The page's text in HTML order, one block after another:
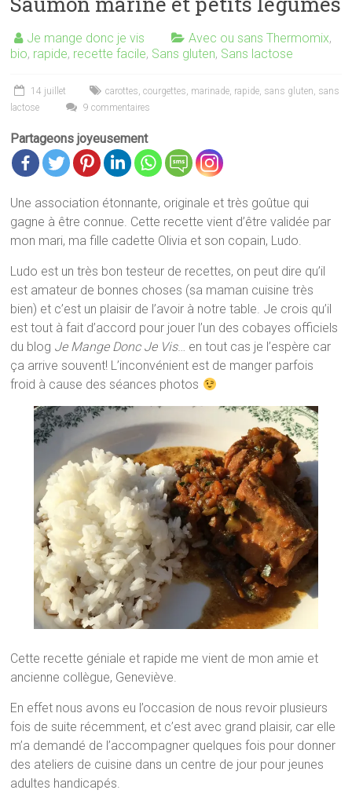
Je mange donc je vis Avec ou sans Thermomix,
bio, rapide, recette facile, Sans gluten, Sans lactose
14 juillet carottes,courgettes, marinade, rapide, sans gluten, sans
lactose
9 commentaires
Partageons joyeusement
Une association étonnante, originale et très goûtue qui
gagne à être connue. Cette recette vient d’être validée par
mon mari, ma fille cadette Olivia et son copain, Ludo.
Ludo est un très bon testeur de recettes, on peut dire qu’il
est amateur de bonnes choses (sa maman cuisine très
bien) et c’est un plaisir de l’avoir à notre table. Je crois qu’il
est tout à fait d’accord pour jouer l’un des cobayes officiels
du blog Je Mange Donc Je Vis… en tout cas je l’espère car
ça arrive souvent! L’inconvénient est de manger parfois
froid à cause des séances photos
Cette recette géniale et rapide me vient de mon amie et
ancienne collègue, Geneviève.
En effet nous avons eu l’occasion de nous revoir plusieurs
fois de suite récemment, et c’est avec grand plaisir, car elle
m’a demandé de l’accompagner quelques fois pour donner
des ateliers de cuisine dans un centre de jour pour jeunes
adultes handicapés.